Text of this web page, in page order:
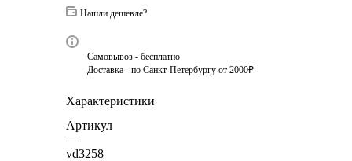
Нашли дешевле?
Самовывоз - бесплатно
Доставка - по Санкт-Петербургу от 2000₽
Характеристики
Артикул
—
vd3258